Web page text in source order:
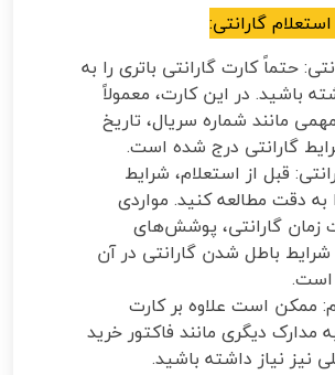
گارانتی:
حتماً کارت گارانتی باتری را به
باشید. در این کارت، معمولاً
مانند شماره سریال، تاریخ
گارانتی درج شده است.
قبل از استعلام، شرایط
به دقت مطالعه کنید. مواردی
زمان گارانتی، پوشش‌های
شرایط باطل شدن گارانتی در آن
است.
ممکن است علاوه بر کارت
مدارک دیگری مانند فاکتور خرید
نیز نیاز داشته باشید.